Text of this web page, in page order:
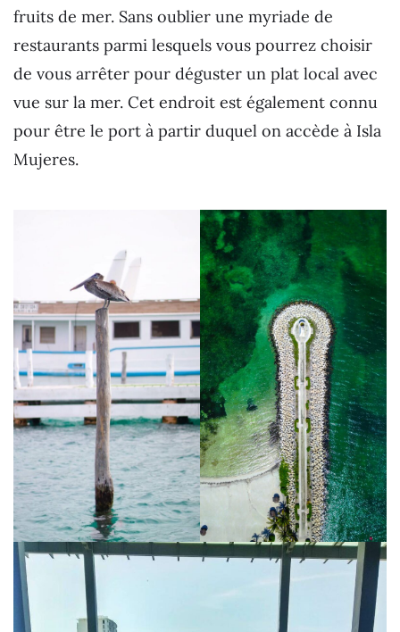
fruits de mer. Sans oublier une myriade de
restaurants parmi lesquels vous pourrez choisir
de vous arrêter pour déguster un plat local avec
vue sur la mer. Cet endroit est également connu
pour être le port à partir duquel on accède à Isla
Mujeres.